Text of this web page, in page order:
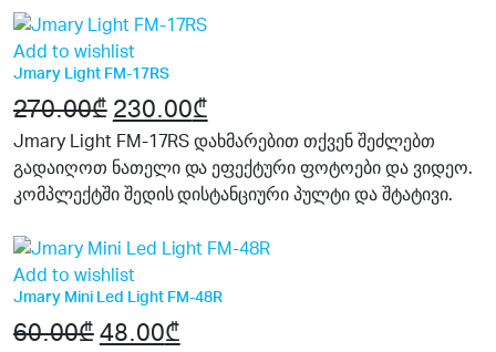
Add to wishlist
Jmary Light FM-17RS
270.00₾ Original
price
was:
230.00₾
price
is:
Jmary Light FM-17RS დახმარებით თქვენ შეძლებთ
გადაიღოთ ნათელი და ეფექტური ფოტოები და ვიდეო.
კომპლექტში შედის დისტანციური პულტი და შტატივი.
Add to wishlist
Jmary Mini Led Light FM-48R
60.00₾Original
48.00₾